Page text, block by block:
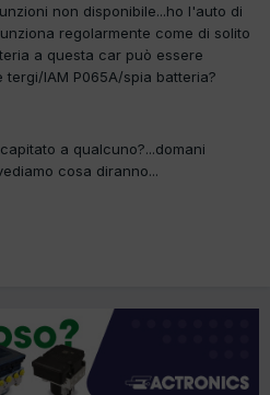
non disponibile...ho l'auto di
regolarmente come di solito
a questa car può essere
IAM P065A/spia batteria?
a qualcuno?...domani
cosa diranno...